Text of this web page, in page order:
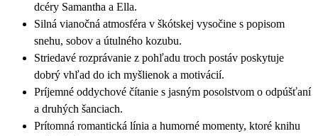
dcéry Samantha a Ella.
Silná vianočná atmosféra v škótskej vysočine s popisom
snehu, sobov a útulného kozubu.
Striedavé rozprávanie z pohľadu troch postáv poskytuje
dobrý vhľad do ich myšlienok a motivácií.
Príjemné oddychové čítanie s jasným posolstvom o odpúšťaní
a druhých šanciach.
Prítomná romantická línia a humorné momenty, ktoré knihu